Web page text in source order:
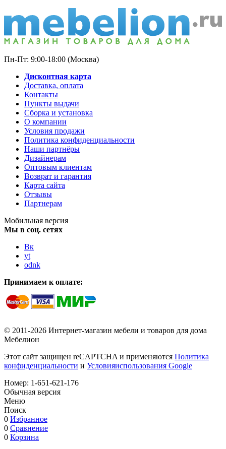
Пн-Пт: 9:00-18:00 (Москва)
Дисконтная карта
Доставка, оплата
Контакты
Пункты выдачи
Сборка и установка
О компании
Условия продажи
Политика конфиденциальности
Наши партнёры
Дизайнерам
Оптовым клиентам
Возврат и гарантия
Карта сайта
Отзывы
Партнерам
Мобильная версия
Мы в соц. сетях
Вк
yt
odnk
Принимаем к оплате:
© 2011-2026 Интернет-магазин мебели и товаров для дома
Мебелион
Этот сайт защищен reCAPTCHA и применяются Политика
конфиденциальности и Условияиспользования Google
Номер: 1-651-621-176
Обычная версия
Меню
Поиск
0 Избранное
0 Сравнение
0 Корзина